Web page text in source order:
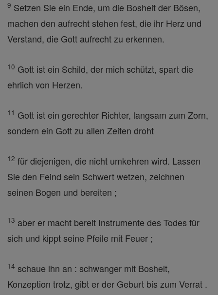
9 Setzen Sie ein Ende, um die Bosheit der Bösen,
machen den aufrecht stehen fest, die ihr Herz und
Verstand, die Gott aufrecht zu erkennen.
10 Gott ist ein Schild, der mich schützt, spart die
ehrlich von Herzen.
11 Gott ist ein gerechter Richter, langsam zum Zorn,
sondern ein Gott zu allen Zeiten droht
12 für diejenigen, die nicht umkehren wird. Lassen
Sie den Feind sein Schwert wetzen, zeichnen
seinen Bogen und bereiten ;
13 aber er macht bereit Instrumente des Todes für
sich und kippt seine Pfeile mit Feuer ;
14 schaue ihn an : schwanger mit Bosheit,
Konzeption trotz, gibt er der Geburt bis zum Verrat .